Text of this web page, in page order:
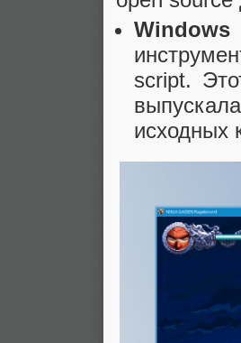
Windows
script.
исходных